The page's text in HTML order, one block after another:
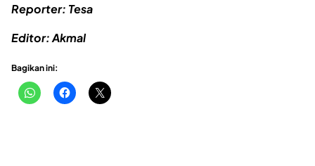
Reporter: Tesa
Editor: Akmal
Bagikan ini: